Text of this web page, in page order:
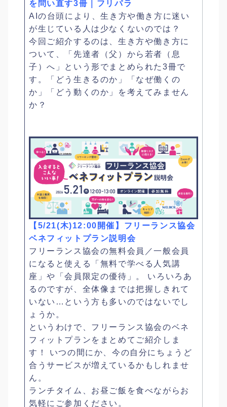
を問い直す3冊｜フリパラ
AIの台頭により、生き方や働き方に迷い
が生じている人は少なくないのでは？
今回ご紹介するのは、生き方や働き方に
ついて、「先達者（父）から若者（息
子）へ」という形でまとめられた3冊で
す。「どう生きるのか」「なぜ働くの
か」「どう動くのか」を考えてみません
か？
【5/21(木)12:00開催】フリーランス協会
ベネフィットプラン説明会
フリーランス協会の無料会員／一般会員
になると使える「無料で学べる人気講
座」や「会員限定の優待」。 いろいろあ
るのですが、全体像までは把握しきれて
いない…という方も多いのではないでし
ょうか。
というわけで、フリーランス協会のベネ
フィットプランをまとめてご紹介しま
す！ いつの間にか、今の自分にちょうど
合うサービスが増えているかもしれませ
ん。
ランチタイム、お昼ご飯を食べながらお
気軽にご参加ください。